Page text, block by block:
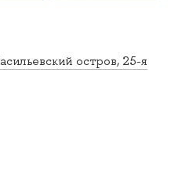
остров, 25-я